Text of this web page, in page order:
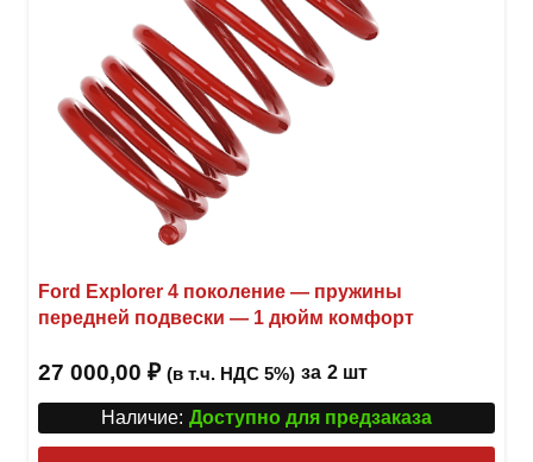
Ford Explorer 4 поколение — пружины
передней подвески — 1 дюйм комфорт
27 000,00 ₽ (в т.ч. НДС 5%) за 2 шт
Наличие: Доступно для предзаказа